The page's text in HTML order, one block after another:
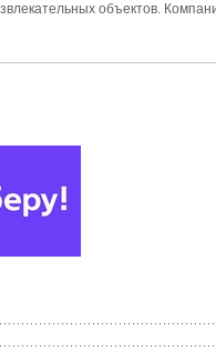
объектов.